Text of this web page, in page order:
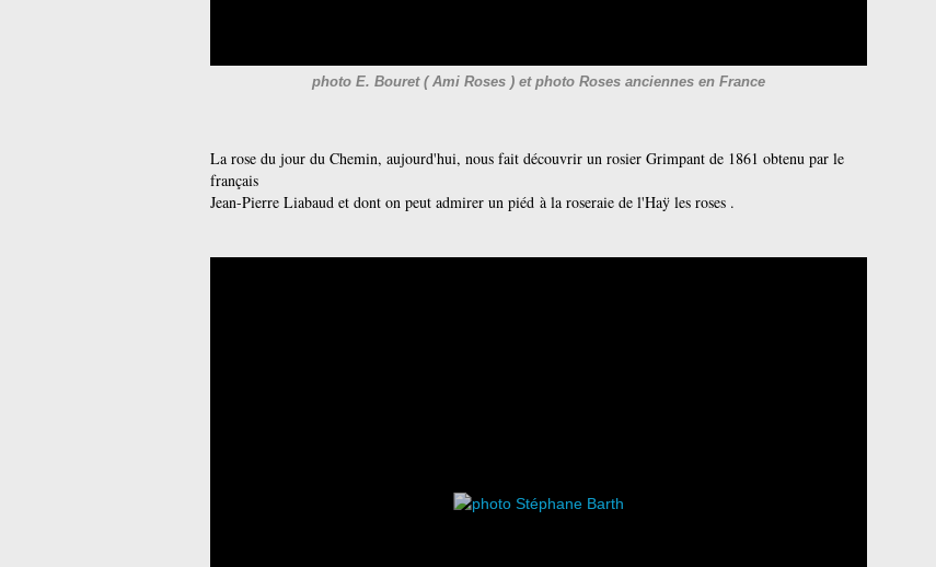
photo E. Bouret ( Ami Roses ) et photo Roses anciennes en France
La rose du jour du Chemin, aujourd'hui, nous fait découvrir un rosier Grimpant de 1861 obtenu par le
français
Jean-Pierre Liabaud et dont on peut admirer un piéd à la roseraie de l'Haÿ les roses .